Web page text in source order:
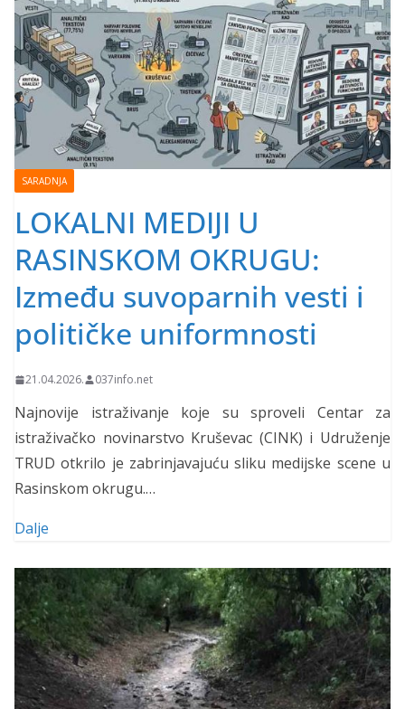
SARADNJA
LOKALNI MEDIJI U
RASINSKOM OKRUGU:
Između suvoparnih vesti i
političke uniformnosti
21.04.2026. 037info.net
Najnovije istraživanje koje su sproveli Centar za
istraživačko novinarstvo Kruševac (CINK) i Udruženje
TRUD otkrilo je zabrinjavajuću sliku medijske scene u
Rasinskom okrugu.…
Dalje